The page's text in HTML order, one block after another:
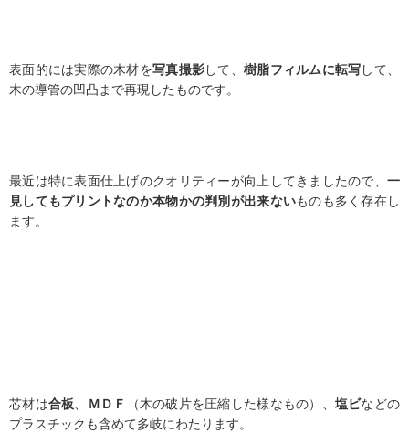
表面的には実際の木材を写真撮影 して、 樹脂フィルムに転写 して、
木の導管の凹凸まで再現したものです。
最近は特に表面仕上げのクオリティーが向上してきましたので、 一
見してもプリントなのか本物かの判別が出来ないものも多く存在し
ます。
芯材は合板、 ＭＤＦ （木の破片を圧縮した様なもの）、 塩ビなどの
プラスチックも含めて多岐にわたります。